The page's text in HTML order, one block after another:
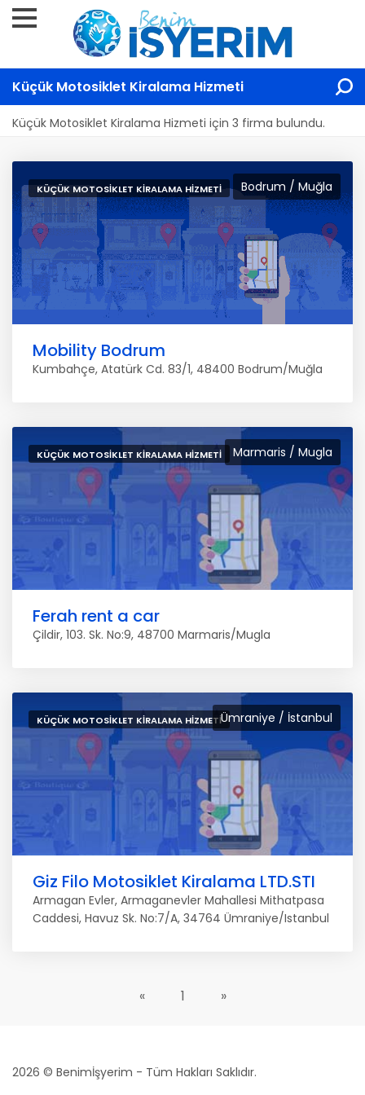
Küçük Motosiklet Kiralama Hizmeti
Küçük Motosiklet Kiralama Hizmeti için 3 firma bulundu.
Bodrum / Muğla
KÜÇÜK MOTOSIKLET KIRALAMA HIZMETI
Mobility Bodrum
Kumbahçe, Atatürk Cd. 83/1, 48400 Bodrum/Muğla
Marmaris / Mugla
KÜÇÜK MOTOSIKLET KIRALAMA HIZMETI
Ferah rent a car
Çildir, 103. Sk. No:9, 48700 Marmaris/Mugla
Ümraniye / İstanbul
KÜÇÜK MOTOSIKLET KIRALAMA HIZMETI
Giz Filo Motosiklet Kiralama LTD.STI
Armagan Evler, Armaganevler Mahallesi Mithatpasa
Caddesi, Havuz Sk. No:7/A, 34764 Ümraniye/Istanbul
« 1 »
2026 © Benimİşyerim - Tüm Hakları Saklıdır.